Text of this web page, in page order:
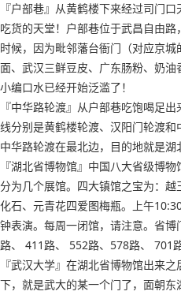
『户部巷』从黄鹤楼下来经过司门
吃货的天堂！户部巷位于武昌自由
时候，因为毗邻藩台衙门（对应京
面、武汉三鲜豆皮、广东肠粉、奶
小编口水已经开始泛滥了！
『中华路轮渡』从户部巷吃饱喝足
线分别是黄鹤楼轮渡、汉阳门轮渡和
中华路轮渡在最北边，目的地就是湖
『湖北省博物馆』中国八大省级博
分为几个展馆。四大镇馆之宝为：
化石、元青花四爱图梅瓶。上午
钟表演。每周一闭馆，请注意。省
路、 411路、 552路、578路、 701
『武汉大学』在湖北省博物馆出来
下，就是武大的某一个门了，面朝